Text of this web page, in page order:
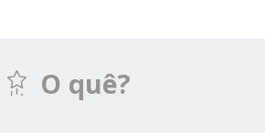
O quê?